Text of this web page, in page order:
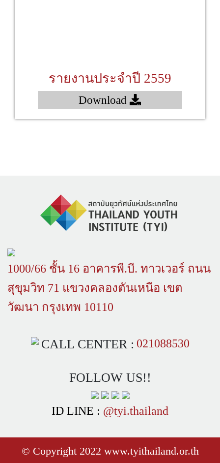
รายงานประจำปี 2559
Download
1000/66 ชั้น 16 อาคารพี.บี. ทาวเวอร์ ถนน
สุขุมวิท 71 แขวงคลองตันเหนือ เขต
วัฒนา กรุงเทพ 10110
CALL CENTER : 021088530
FOLLOW US!!
ID LINE : @tyi.thailand
© Copyright 2022 www.tyithailand.or.th